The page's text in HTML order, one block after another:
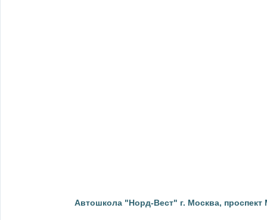
Автошкола "Норд-Вест" г. Москва, проспект